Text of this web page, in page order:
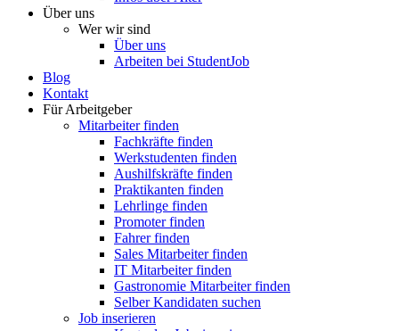
Über uns
Wer wir sind
Über uns
Arbeiten bei StudentJob
Blog
Kontakt
Für Arbeitgeber
Mitarbeiter finden
Fachkräfte finden
Werkstudenten finden
Aushilfskräfte finden
Praktikanten finden
Lehrlinge finden
Promoter finden
Fahrer finden
Sales Mitarbeiter finden
IT Mitarbeiter finden
Gastronomie Mitarbeiter finden
Selber Kandidaten suchen
Job inserieren